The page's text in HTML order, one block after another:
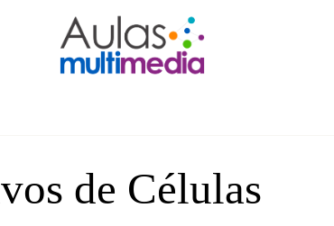
de Células